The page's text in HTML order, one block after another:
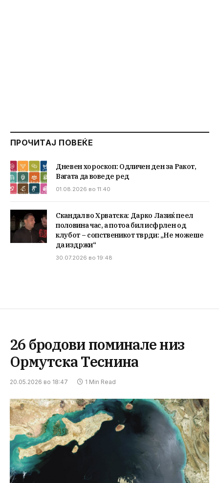
ПРОЧИТАЈ ПОВЕЌЕ
Дневен хороскоп: Одличен ден за Ракот,
Вагата да воведе ред
01.08.2026 во 11:40
Скандал во Хрватска: Дарко Лазиќ пеел
половина час, а потоа бил исфрлен од
клубот – сопственикот тврди: „Не можеше
да издржи“
30.07.2026 во 19:48
26 бродови поминале низ
Ормутска Теснина
20.05.2026 во 18:47 1 Min Read